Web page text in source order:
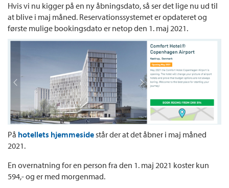
Hvis vi nu kigger på en ny åbningsdato, så ser det lige nu ud til
at blive i maj måned. Reservationssystemet er opdateret og
første mulige bookingsdato er netop den 1. maj 2021.
På hotellets hjemmesidestår der at det åbner i maj måned
2021.
En overnatning for en person fra den 1. maj 2021 koster kun
594,- og er med morgenmad.